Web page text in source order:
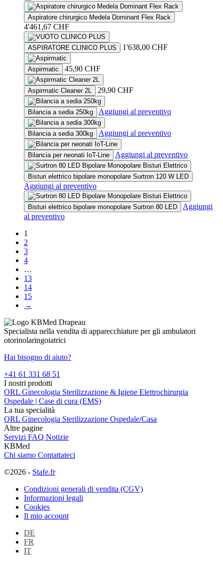
This
product
has
multiple
variants.
The
options
may
be
chosen
on
the
product
page
Aspiratore chirurgico Medela Dominant Flex Rack
4'461,67 CHF
ASPIRATORE CLINICO PLUS 1'638,00 CHF
Aspirmatic 45,90 CHF
Aspirmatic Cleaner 2L 29,90 CHF
Bilancia a sedia 250kg Aggiungi al preventivo
Bilancia a sedia 300kg Aggiungi al preventivo
Bilancia per neonati IoT-Line Aggiungi al preventivo
Bisturi elettrico bipolare monopolare Surtron 120 W LED
Aggiungi al preventivo
Bisturi elettrico bipolare monopolare Surtron 80 LED
Aggiungi
al preventivo
1
2
3
4
…
13
14
15
→
Specialista nella vendita di apparecchiature per gli ambulatori
otorinolaringoiatrici
Hai bisogno di aiuto?
+41 61 331 68 51
I nostri prodotti
ORL Ginecologia Sterilizzazione & Igiene Elettrochirurgia
Ospedale | Case di cura (EMS)
La tua specialità
ORL Ginecologia Sterilizzazione Ospedale/Casa
Altre pagine
Servizi FAQ Notizie
KBMed
Chi siamo Contattateci
©2026 - Stafe.fr
Condizioni generali di vendita (CGV)
Informazioni legali
Cookies
Il mio account
DE
FR
IT